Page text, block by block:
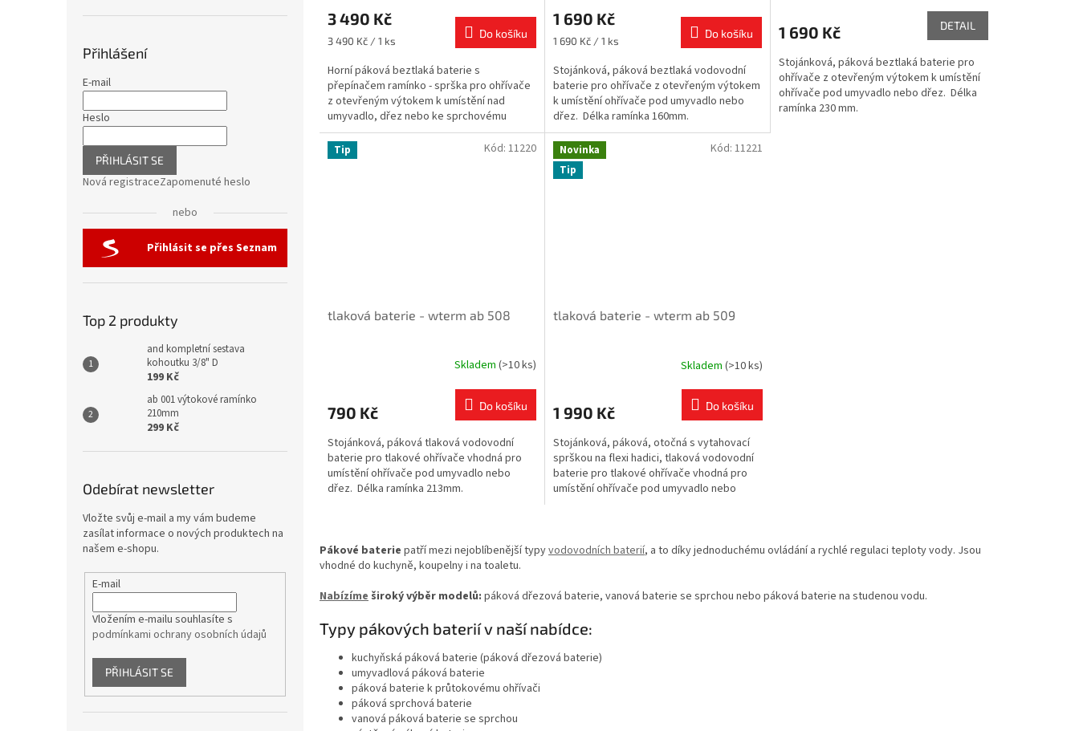
Přihlášení
E-mail
Heslo
PŘIHLÁSIT SE
Nová registraceZapomenuté heslo
nebo
Přihlásit se přes Seznam
Top 2 produkty
and kompletní sestava
kohoutku 3/8" D
199 Kč
ab 001 výtokové ramínko
210mm
299 Kč
Odebírat newsletter
Vložte svůj e-mail a my vám budeme
zasílat informace o nových produktech na
našem e-shopu.
E-mail
Vložením e-mailu souhlasíte s
podmínkami ochrany osobních údajů
PŘIHLÁSIT SE
3 490 Kč
Měrná
3 490 Kč / 1 ks
Do košíku
Horní páková beztlaká baterie s
přepínačem ramínko - sprška pro ohřívače
z otevřeným výtokem k umístění nad
umyvadlo, dřez nebo ke sprchovému
koutu,
1 690 Kč
Měrná
1 690 Kč / 1 ks
Do košíku
Stojánková, páková beztlaká vodovodní
baterie pro ohřívače z otevřeným výtokem
k umístění ohřívače pod umyvadlo nebo
dřez. Délka ramínka 160mm.
1 690 Kč DETAIL
Stojánková, páková beztlaká baterie pro
ohřívače z otevřeným výtokem k umístění
ohřívače pod umyvadlo nebo dřez. Délka
ramínka 230 mm.
Tip
tlaková baterie - wterm ab 508
je
z
5
hvězdiček.
Skladem (>10 ks)
790 Kč Do košíku
Stojánková, páková tlaková vodovodní
baterie pro tlakové ohřívače vhodná pro
umístění ohřívače pod umyvadlo nebo
dřez. Délka ramínka 213mm.
Kód: 11220
Novinka
Tip
tlaková baterie - wterm ab 509
Skladem (>10 ks)
1 990 Kč Do košíku
Stojánková, páková, otočná s vytahovací
sprškou na flexi hadici, tlaková vodovodní
baterie pro tlakové ohřívače vhodná pro
umístění ohřívače pod umyvadlo nebo
Kód: 11221
l
a
Pákové baterie patří mezi nejoblíbenější typyvodovodních baterií, a to díky jednoduchému ovládání a rychlé regulaci teploty vody. Jsou
vhodné do kuchyně, koupelny i na toaletu.
Nabízíme široký výběr modelů: páková dřezová baterie, vanová baterie se sprchou nebo páková baterie na studenou vodu.
Typy pákových baterií v naší nabídce:
kuchyňská páková baterie (páková dřezová baterie)
umyvadlová páková baterie
páková baterie k průtokovému ohřívači
páková sprchová baterie
vanová páková baterie se sprchou